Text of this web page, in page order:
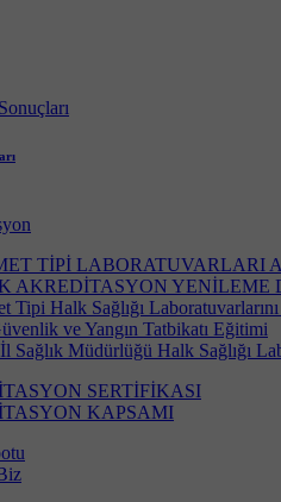
TİPİ LABORATUVARLARI
AKREDİTASYON YENİLEME
Tipi Halk Sağlığı
ve Yangın Tatbikatı Eğitimi
Sağlık Müdürlüğü Halk Sağlığı
SERTİFİKASI
KAPSAMI